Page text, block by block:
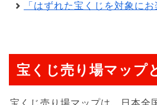
「はずれた宝くじを対象に
宝くじ売り場マップ
宝くじ売り場マップは、日本全